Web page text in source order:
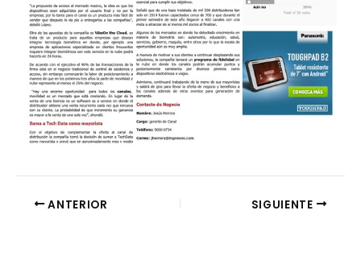
ANTERIOR SIGUIENTE